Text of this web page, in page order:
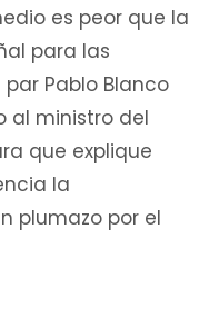
es peor que la
para las
Pablo Blanco
al ministro del
que explique
la
plumazo por el